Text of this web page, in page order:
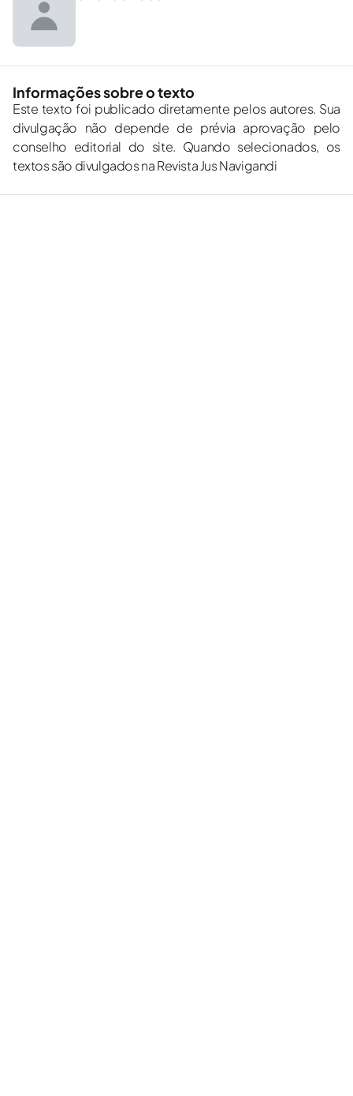
Informações sobre o texto
Este texto foi publicado diretamente pelos autores. Sua
divulgação não depende de prévia aprovação pelo
conselho editorial do site. Quando selecionados, os
textos são divulgados na Revista Jus Navigandi